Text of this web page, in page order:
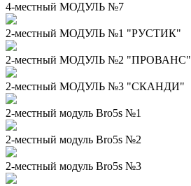
4-местный МОДУЛЬ №7
2-местный МОДУЛЬ №1 "РУСТИК"
2-местный МОДУЛЬ №2 "ПРОВАНС"
2-местный МОДУЛЬ №3 "СКАНДИ"
2-местный модуль Bro5s №1
2-местный модуль Bro5s №2
2-местный модуль Bro5s №3